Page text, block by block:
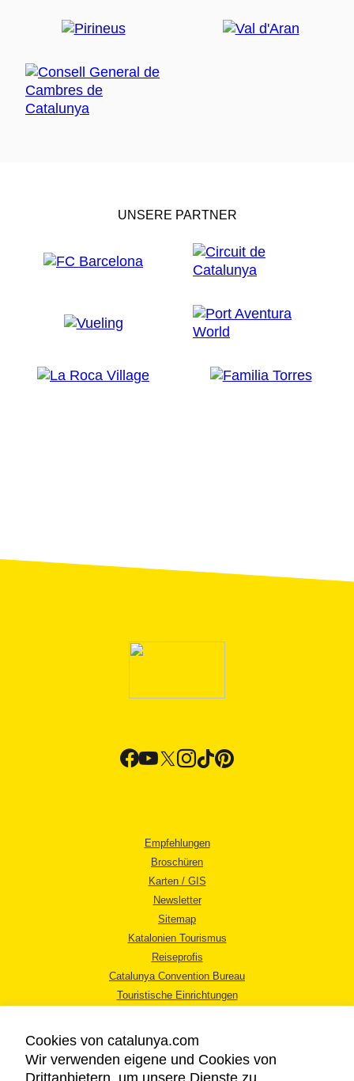
UNSERE PARTNER
Empfehlungen
Broschüren
Karten / GIS
Newsletter
Sitemap
Katalonien Tourismus
Reiseprofis
Catalunya Convention Bureau
Touristische Einrichtungen
Cookies von catalunya.com
Wir verwenden eigene und Cookies von
Drittanbietern, um unsere Dienste zu